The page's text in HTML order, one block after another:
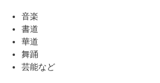
音楽
書道
華道
舞踊
芸能など